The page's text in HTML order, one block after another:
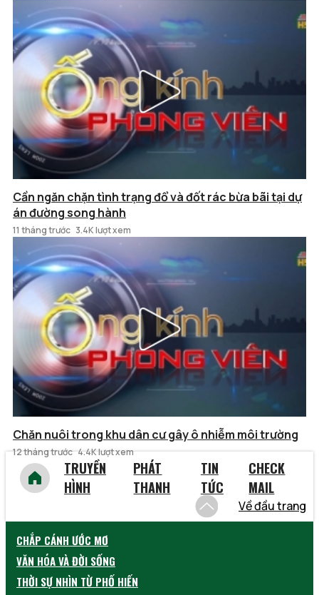
Cần ngăn chặn tình trạng đổ và đốt rác bừa bãi tại dự
án đường song hành
11 tháng trước 3.4K lượt xem
Chăn nuôi trong khu dân cư gây ô nhiễm môi trường
12 tháng trước 4.4K lượt xem
TRUYỀN
HÌNH
PHÁT
THANH
TIN
TỨC
CHECK
MAIL
Về đầu trang
CHẮP CÁNH ƯỚC MƠ
VĂN HÓA VÀ ĐỜI SỐNG
THỜI SỰ NHÌN TỪ PHỐ HIẾN